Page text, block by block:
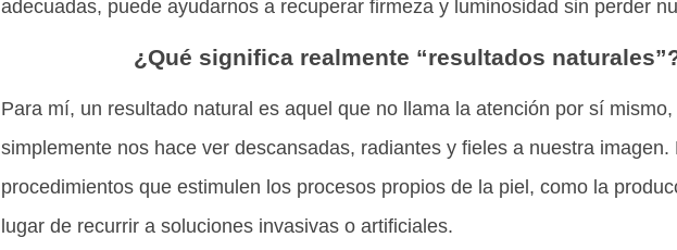
adecuadas, puede ayudarnos a recuperar firmeza y luminosidad sin perder
¿Qué significa realmente “resultados
Para mí, un resultado natural es aquel que no llama la atención por sí
simplemente nos hace ver descansadas, radiantes y fieles a nuestra imagen.
procedimientos que estimulen los procesos propios de la piel, como la
lugar de recurrir a soluciones invasivas o artificiales.